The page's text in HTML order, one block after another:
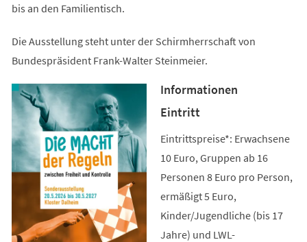
bis an den Familientisch.
Die Ausstellung steht unter der Schirmherrschaft von
Bundespräsident Frank-Walter Steinmeier.
Informationen
Eintritt
Eintrittspreise*: Erwachsene
10 Euro, Gruppen ab 16
Personen 8 Euro pro Person,
ermäßigt 5 Euro,
Kinder/Jugendliche (bis 17
Jahre) und LWL-